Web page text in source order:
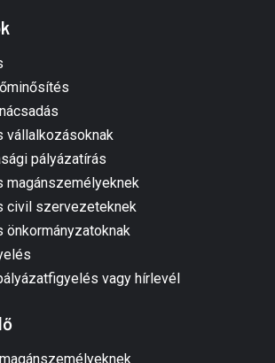
vállalkozásoknak
pályázatírás
magánszemélyeknek
civil szervezeteknek
önkormányzatoknak
vagy hírlevél